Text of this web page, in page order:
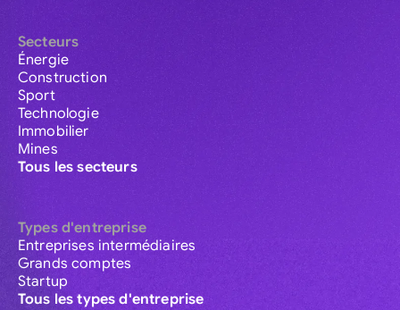
Secteurs
Énergie
Construction
Sport
Technologie
Immobilier
Mines
Tous les secteurs
Types d'entreprise
Entreprises intermédiaires
Grands comptes
Startup
Tous les types d'entreprise